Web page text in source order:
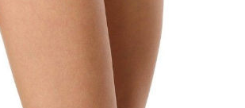
979 (na wieszaku),r.90/XS, biały